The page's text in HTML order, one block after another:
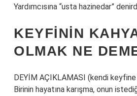
Yardımcısına “usta hazinedar”
KEYFININ
OLMAK NE
DEYİM AÇIKLAMASI (kendi
Birinin hayatına karışma, onun